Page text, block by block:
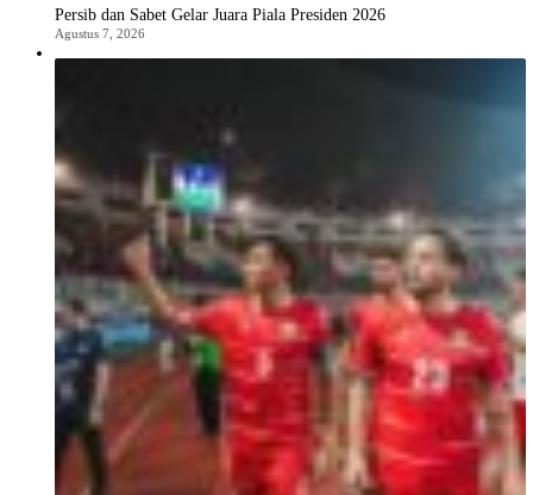
Persib dan Sabet Gelar Juara Piala Presiden 2026
Agustus 7, 2026